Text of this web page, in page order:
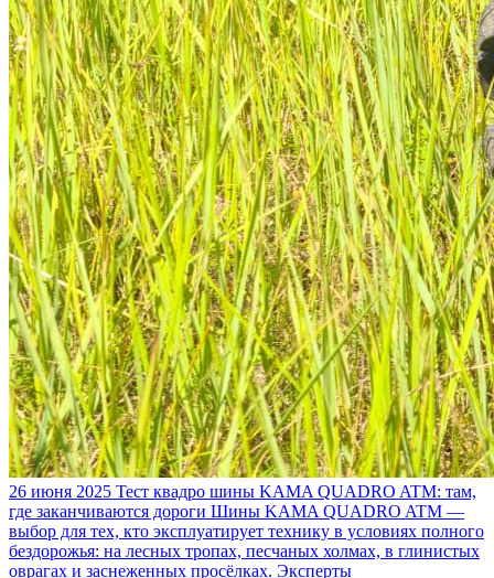
26 июня 2025 Тест квадро шины KAMA QUADRO ATM: там,
где заканчиваются дороги Шины KAMA QUADRO ATM —
выбор для тех, кто эксплуатирует технику в условиях полного
бездорожья: на лесных тропах, песчаных холмах, в глинистых
оврагах и заснеженных просёлках. Эксперты